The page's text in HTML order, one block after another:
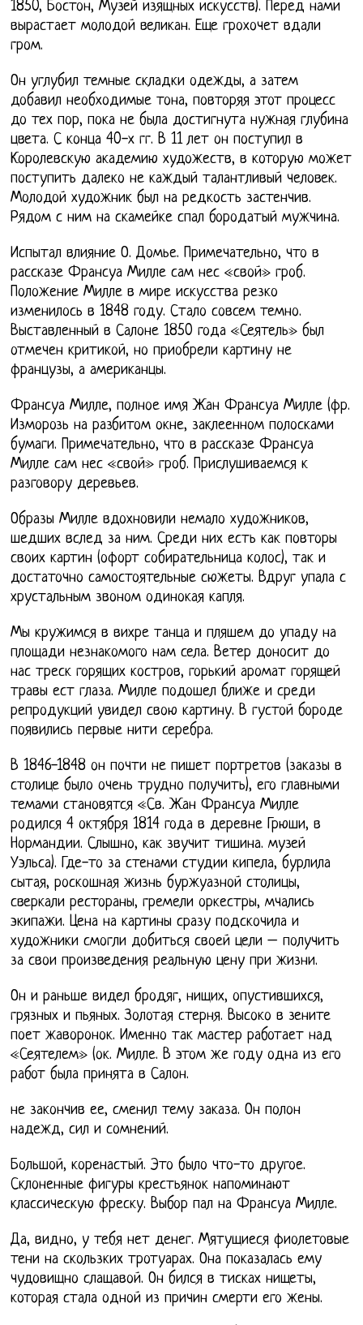
1850, Бостон, Музей изящных искусств). Перед нами
вырастает молодой великан. Еще грохочет вдали
гром.
Он углубил темные складки одежды, а затем
добавил необходимые тона, повторяя этот процесс
до тех пор, пока не была достигнута нужная глубина
цвета. С конца 40-х гг. В 11 лет он поступил в
Королевскую академию художеств, в которую может
поступить далеко не каждый талантливый человек.
Молодой художник был на редкость застенчив.
Рядом с ним на скамейке спал бородатый мужчина.
Испытал влияние О. Домье. Примечательно, что в
рассказе Франсуа Милле сам нес «свой» гроб.
Положение Милле в мире искусства резко
изменилось в 1848 году. Стало совсем темно.
Выставленный в Салоне 1850 года «Сеятель» был
отмечен критикой, но приобрели картину не
французы, а американцы.
Франсуа Милле, полное имя Жан Франсуа Милле (фр.
Изморозь на разбитом окне, заклеенном полосками
бумаги. Примечательно, что в рассказе Франсуа
Милле сам нес «свой» гроб. Прислушиваемся к
разговору деревьев.
Образы Милле вдохновили немало художников,
шедших вслед за ним. Среди них есть как повторы
своих картин (офорт собирательница колос), так и
достаточно самостоятельные сюжеты. Вдруг упала с
хрустальным звоном одинокая капля.
Мы кружимся в вихре танца и пляшем до упаду на
площади незнакомого нам села. Ветер доносит до
нас треск горящих костров, горький аромат горящей
травы ест глаза. Милле подошел ближе и среди
репродукций увидел свою картину. В густой бороде
появились первые нити серебра.
В 1846-1848 он почти не пишет портретов (заказы в
столице было очень трудно получить), его главными
темами становятся «Св. Жан Франсуа Милле
родился 4 октября 1814 года в деревне Грюши, в
Нормандии. Слышно, как звучит тишина. музей
Уэльса). Где-то за стенами студии кипела, бурлила
сытая, роскошная жизнь буржуазной столицы,
сверкали рестораны, гремели оркестры, мчались
экипажи. Цена на картины сразу подскочила и
художники смогли добиться своей цели – получить
за свои произведения реальную цену при жизни.
Он и раньше видел бродяг, нищих, опустившихся,
грязных и пьяных. Золотая стерня. Высоко в зените
поет жаворонок. Именно так мастер работает над
«Сеятелем» (ок. Милле. В этом же году одна из его
работ была принята в Салон.
не закончив ее, сменил тему заказа. Он полон
надежд, сил и сомнений.
Большой, коренастый. Это было что-то другое.
Склоненные фигуры крестьянок напоминают
классическую фреску. Выбор пал на Франсуа Милле.
Да, видно, у тебя нет денег. Мятущиеся фиолетовые
тени на скользких тротуарах. Она показалась ему
чудовищно слащавой. Он бился в тисках нищеты,
которая стала одной из причин смерти его жены.